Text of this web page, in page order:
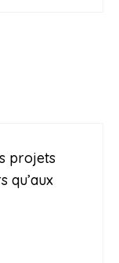
projets
qu’aux